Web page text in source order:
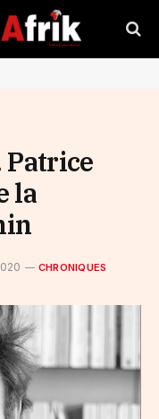
Patrice
la
CHRONIQUES